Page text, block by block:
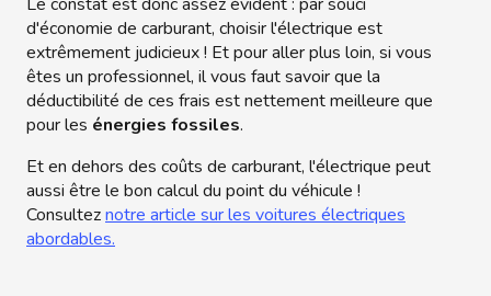
d'économie de carburant, choisir l'électrique est
extrêmement judicieux ! Et pour aller plus loin, si vous
êtes un professionnel, il vous faut savoir que la
déductibilité de ces frais est nettement meilleure que
pour les énergies fossiles.
Et en dehors des coûts de carburant, l'électrique peut
aussi être le bon calcul du point du véhicule !
Consulteznotre article sur les voitures électriques
abordables.